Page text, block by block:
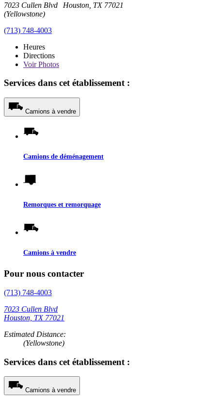
7023 Cullen Blvd Houston, TX 77021
(Yellowstone)
(713) 748-4003
Heures
Directions
VoirPhotos
Services dans cet établissement :
Camions à vendre
Camions de déménagement
Remorques et remorquage
Camions à vendre
Pour nous contacter
(713) 748-4003
7023 Cullen Blvd
Houston, TX 77021
Estimated Distance:
(Yellowstone)
Services dans cet établissement :
Camions à vendre